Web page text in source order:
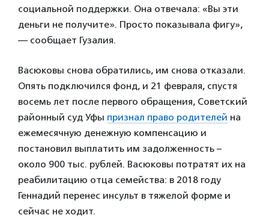
социальной поддержки. Она отвечала: «Вы эти
деньги не получите». Просто показывала фигу»,
— сообщает Гузалия.
Васюковы снова обратились, им снова отказали.
Опять подключился фонд, и 21 февраля, спустя
восемь лет после первого обращения, Советский
районный суд Уфы признал право родителей на
ежемесячную денежную компенсацию и
постановил выплатить им задолженность –
около 900 тыс. рублей. Васюковы потратят их на
реабилитацию отца семейства: в 2018 году
Геннадий перенес инсульт в тяжелой форме и
сейчас не ходит.